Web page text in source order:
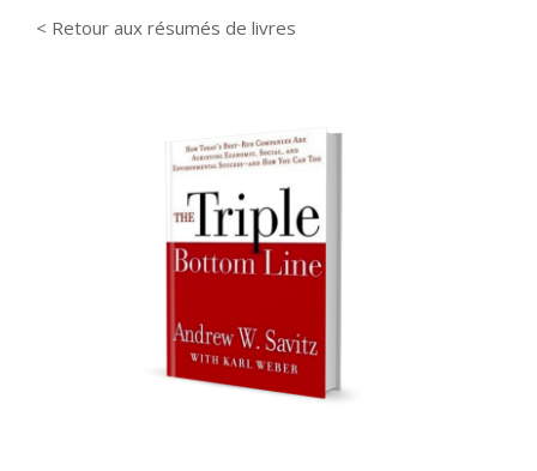
< Retour aux résumés de livres